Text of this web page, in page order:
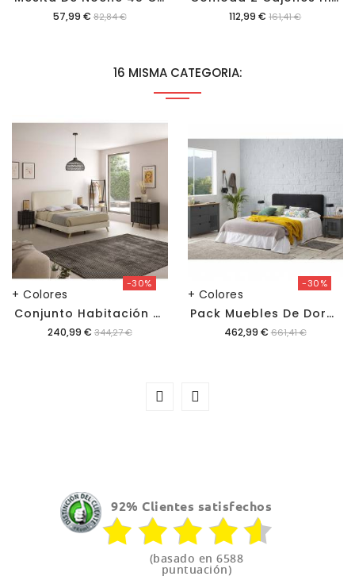
Precio
57,99 € 82,84 € Precio
112,99 € 161,41 €
16 MISMA CATEGORIA:
+ Colores
-30%
C
Onjunto Habitación Matrimonio Layla
Precio
240,99 € 344,27 €
+ Colores
-30%
P
Ack Muebles De Dormitorio Bahía
Precio
462,99 € 661,41 €
92% Clientes satisfechos
(basado en 6588
puntuación)